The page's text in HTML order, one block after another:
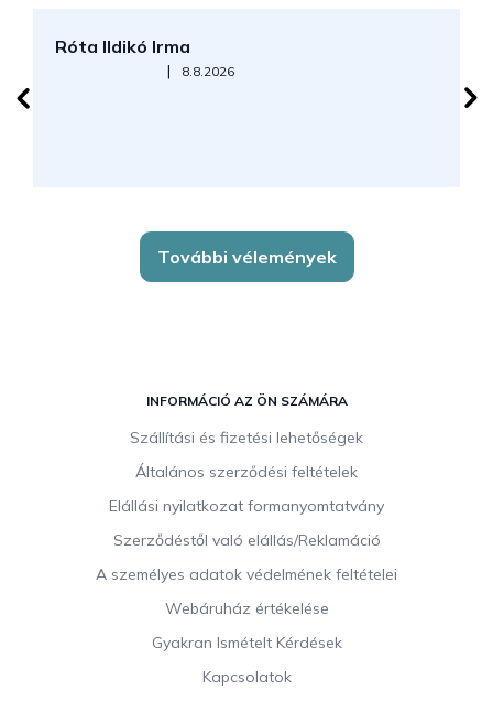
Róta Ildikó Irma
Az áruház értékelése 5-ből 5 csillag.
| 8.8.2026
További vélemények
INFORMÁCIÓ AZ ÖN SZÁMÁRA
Szállítási és fizetési lehetőségek
Általános szerződési feltételek
Elállási nyilatkozat formanyomtatvány
Szerződéstől való elállás/Reklamáció
A személyes adatok védelmének feltételei
Webáruház értékelése
Gyakran Ismételt Kérdések
Kapcsolatok